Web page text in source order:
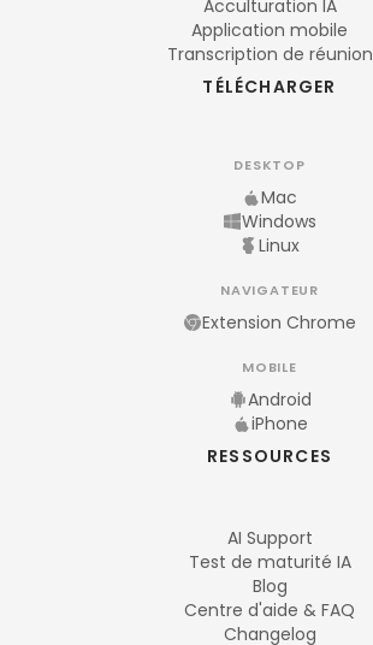
Acculturation IA
Application mobile
Transcription de réunion
TÉLÉCHARGER
DESKTOP
Mac
Windows
Linux
NAVIGATEUR
Extension Chrome
MOBILE
Android
iPhone
RESSOURCES
AI Support
Test de maturité IA
Blog
Centre d'aide & FAQ
Changelog